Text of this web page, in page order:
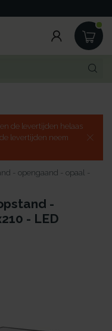
de levertijden helaas
levertijden neem
- opengaand - opaal -
-
- LED